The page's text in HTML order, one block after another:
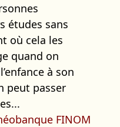
études sans
où cela les
quand on
à son
peut passer
FINOM